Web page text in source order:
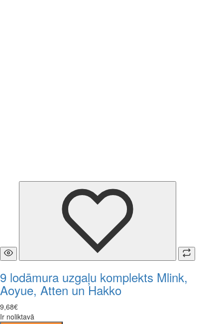
9 lodāmura uzgaļu komplekts Mlink,
Aoyue, Atten un Hakko
9,68€
Ir noliktavā